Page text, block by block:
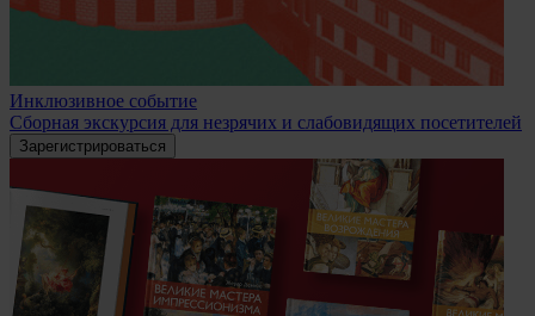
Инклюзивное событие
Сборная экскурсия для незрячих и слабовидящих посетителей
Зарегистрироваться